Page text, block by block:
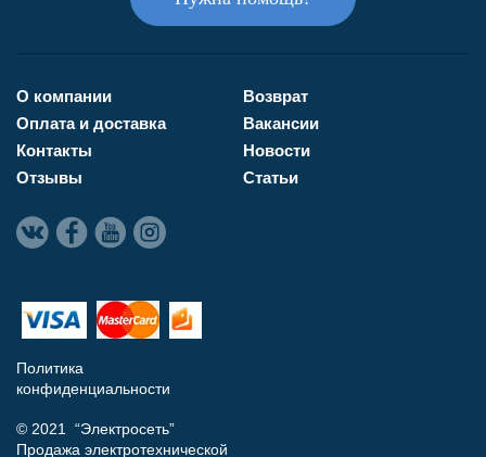
О компании
Оплата и доставка
Контакты
Отзывы
Возврат
Вакансии
Новости
Статьи
Политика
конфиденциальности
© 2021 “Электросеть”
Продажа электротехнической